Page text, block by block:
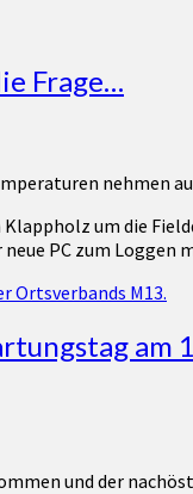
Frage…
nehmen
um die
PC zum
und der